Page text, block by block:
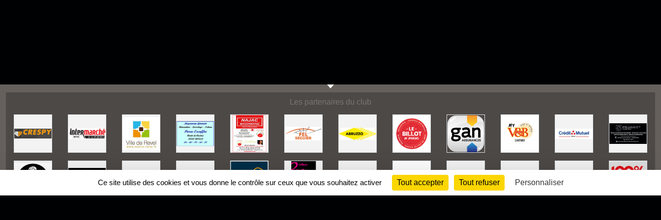
Les partenaires du club
Ce site utilise des cookies et vous donne le contrôle sur ceux que vous souhaitez activer Tout accepter Tout refuser Personnaliser